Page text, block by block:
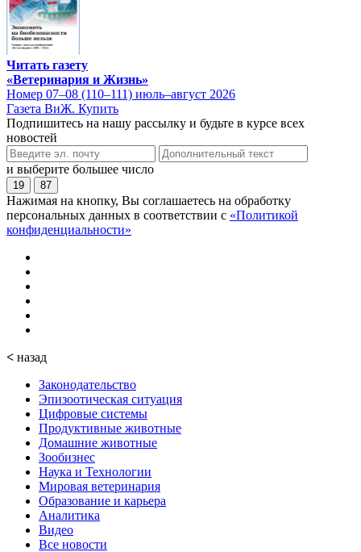
Читать газету
«Ветеринария и Жизнь»
Номер 07–08 (110–111) июль–август 2026
Газета ВиЖ. Купить
Подпишитесь на нашу рассылку и будьте в курсе всех
новостей
и выберите большее число
19 87
Нажимая на кнопку, Вы соглашаетесь на обработку
персональных данных в соответствии с «Политикой
конфиденциальности»
< назад
Законодательство
Эпизоотическая ситуация
Цифровые системы
Продуктивные животные
Домашние животные
Зообизнес
Наука и Технологии
Мировая ветеринария
Образование и карьера
Аналитика
Видео
Все новости